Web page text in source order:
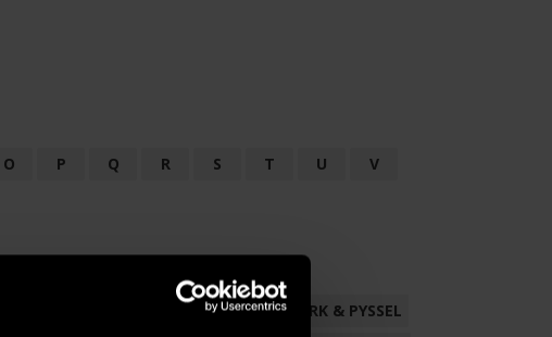
O P Q R S T U
V
FACKLITTERATUR
HANTVERK & PYSSEL